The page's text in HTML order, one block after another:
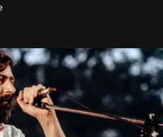
l'altra. Trent'anni dopo,
che abbiamo.